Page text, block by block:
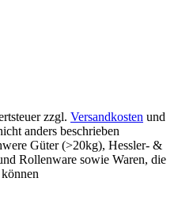
zzgl. Versandkosten und
anders beschrieben
Güter (>20kg), Hessler- &
Rollenware sowie Waren, die